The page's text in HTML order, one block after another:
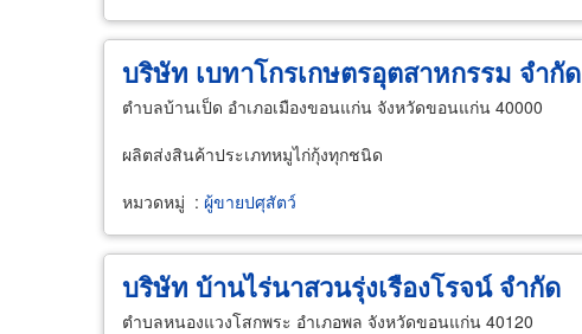
บริษัท เบทาโกรเกษตรอุตสาหกรรม จำกัด
ตำบลบ้านเป็ด อำเภอเมืองขอนแก่น จังหวัดขอนแก่น 40000
ผลิตส่งสินค้าประเภทหมูไก่กุ้งทุกชนิด
หมวดหมู่ : ผู้ขายปศุสัตว์
บริษัท บ้านไร่นาสวนรุ่งเรืองโรจน์ จำกัด
ตำบลหนองแวงโสกพระ อำเภอพล จังหวัดขอนแก่น 40120